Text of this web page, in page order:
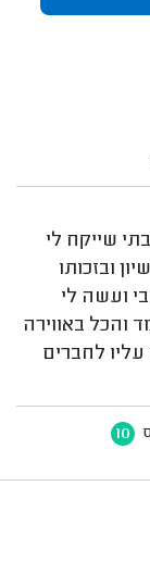
שייקח לי
ובזכותו
ועשה לי
והכל באווירה
לחברים
10